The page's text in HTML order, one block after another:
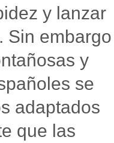
y lanzar
Sin embargo
y
se
adaptados
que las